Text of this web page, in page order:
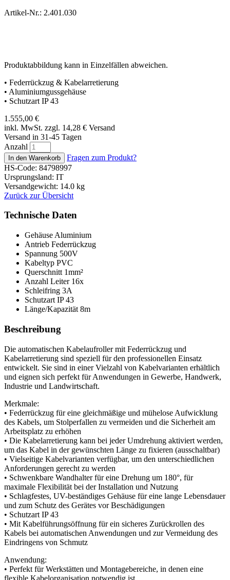
Artikel-Nr.: 2.401.030
Produktabbildung kann in Einzelfällen abweichen.
• Federrückzug & Kabelarretierung
• Aluminiumgussgehäuse
• Schutzart IP 43
1.555,00 €
inkl. MwSt. zzgl. 14,28 € Versand
Versand in 31-45 Tagen
Anzahl
Fragen zum Produkt?
HS-Code: 84798997
Ursprungsland: IT
Versandgewicht: 14.0 kg
Zurück zur Übersicht
Technische Daten
Gehäuse Aluminium
Antrieb Federrückzug
Spannung 500V
Kabeltyp PVC
Querschnitt 1mm²
Anzahl Leiter 16x
Schleifring 3A
Schutzart IP 43
Länge/Kapazität 8m
Beschreibung
Die automatischen Kabelaufroller mit Federrückzug und
Kabelarretierung sind speziell für den professionellen Einsatz
entwickelt. Sie sind in einer Vielzahl von Kabelvarianten erhältlich
und eignen sich perfekt für Anwendungen in Gewerbe, Handwerk,
Industrie und Landwirtschaft.
Merkmale:
• Federrückzug für eine gleichmäßige und mühelose Aufwicklung
des Kabels, um Stolperfallen zu vermeiden und die Sicherheit am
Arbeitsplatz zu erhöhen
• Die Kabelarretierung kann bei jeder Umdrehung aktiviert werden,
um das Kabel in der gewünschten Länge zu fixieren (ausschaltbar)
• Vielseitige Kabelvarianten verfügbar, um den unterschiedlichen
Anforderungen gerecht zu werden
• Schwenkbare Wandhalter für eine Drehung um 180°, für
maximale Flexibilität bei der Installation und Nutzung
• Schlagfestes, UV-beständiges Gehäuse für eine lange Lebensdauer
und zum Schutz des Gerätes vor Beschädigungen
• Schutzart IP 43
• Mit Kabelführungsöffnung für ein sicheres Zurückrollen des
Kabels bei automatischen Anwendungen und zur Vermeidung des
Eindringens von Schmutz
Anwendung:
• Perfekt für Werkstätten und Montagebereiche, in denen eine
flexible Kabelorganisation notwendig ist